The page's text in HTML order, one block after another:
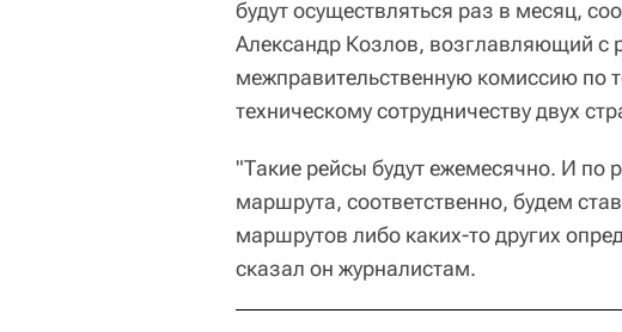
будут осуществляться раз в месяц,
Александр Козлов, возглавляющий с
межправительственную комиссию по
техническому сотрудничеству двух
"Такие рейсы будут ежемесячно. И по
маршрута, соответственно, будем
маршрутов либо каких-то других
сказал он журналистам.